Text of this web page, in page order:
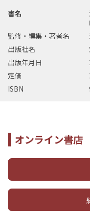
書名
監修・編集・著者名
出版社名
出版年月日
定価
ISBN
オンライン書店